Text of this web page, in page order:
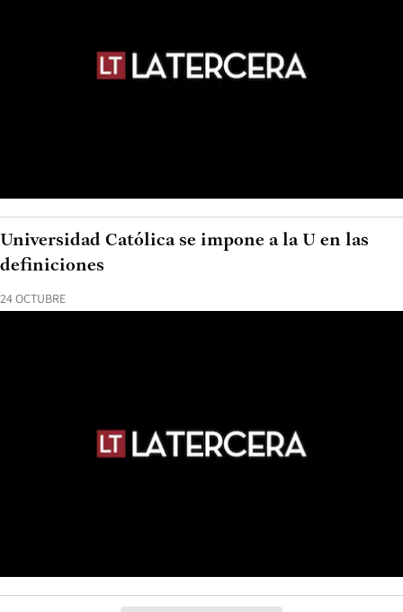
24 OCTUBRE
Universidad Católica se impone a la U en las
definiciones